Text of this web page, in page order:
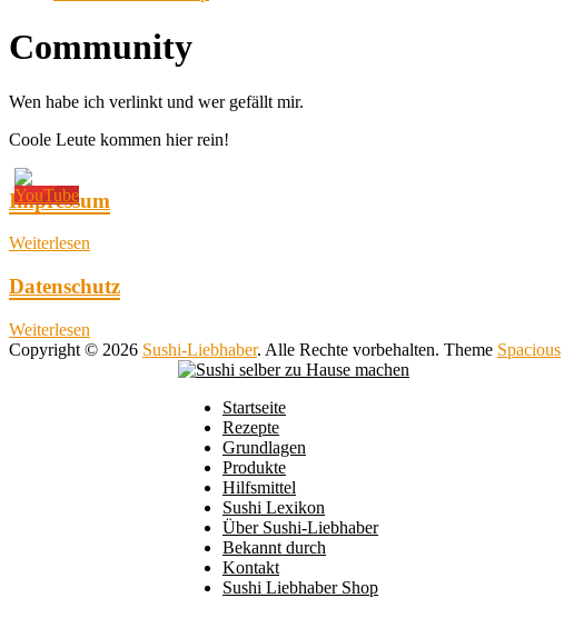
Community
Wen habe ich verlinkt und wer gefällt mir.
Coole Leute kommen hier rein!
Impressum
Weiterlesen
Datenschutz
Weiterlesen
Copyright © 2026 Sushi-Liebhaber. Alle Rechte vorbehalten. Theme Spacious
Startseite
Rezepte
Grundlagen
Produkte
Hilfsmittel
Sushi Lexikon
Über Sushi-Liebhaber
Bekannt durch
Kontakt
Sushi Liebhaber Shop